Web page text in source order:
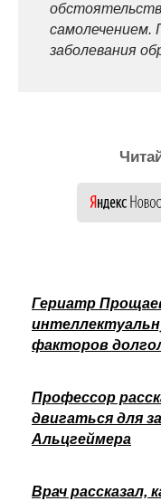
самолечением.
заболевания
Гериатр
факторов
Профессор
двигаться для
Альцгеймера
Врач рассказал,